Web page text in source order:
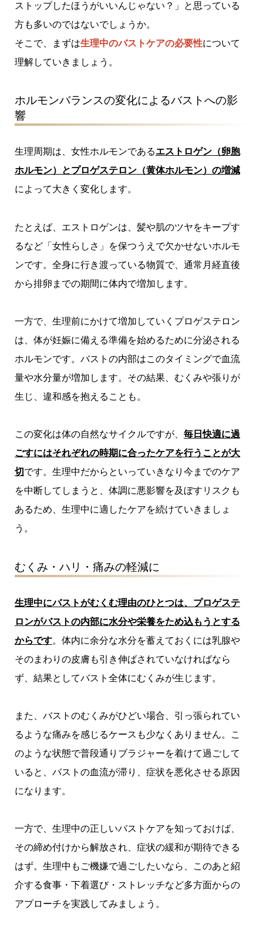
ストップしたほうがいいんじゃない？」と思っている
方も多いのではないでしょうか。
そこで、まずは生理中のバストケアの必要性について
理解していきましょう。
ホルモンバランスの変化によるバストへの影
響
生理周期は、女性ホルモンであるエストロゲン（卵胞
ホルモン）とプロゲステロン（黄体ホルモン）の増減
によって大きく変化します。
たとえば、エストロゲンは、髪や肌のツヤをキープす
るなど「女性らしさ」を保つうえで欠かせないホルモ
ンです。全身に行き渡っている物質で、通常月経直後
から排卵までの期間に体内で増加します。
一方で、生理前にかけて増加していくプロゲステロン
は、体が妊娠に備える準備を始めるために分泌される
ホルモンです。バストの内部はこのタイミングで血流
量や水分量が増加します。その結果、むくみや張りが
生じ、違和感を抱えることも。
この変化は体の自然なサイクルですが、 毎日快適に過
ごすにはそれぞれの時期に合ったケアを行うことが大
切 です。生理中だからといっていきなり今までのケア
を中断してしまうと、体調に悪影響を及ぼすリスクも
あるため、生理中に適したケアを続けていきましょ
う。
むくみ・ハリ・痛みの軽減に
生理中にバストがむくむ理由のひとつは、プロゲステ
ロンがバストの内部に水分や栄養をため込もうとする
からです。体内に余分な水分を蓄えておくには乳腺や
そのまわりの皮膚も引き伸ばされていなければなら
ず、結果としてバスト全体にむくみが生じます。
また、バストのむくみがひどい場合、引っ張られてい
るような痛みを感じるケースも少なくありません。こ
のような状態で普段通りブラジャーを着けて過ごして
いると、バストの血流が滞り、症状を悪化させる原因
になります。
一方で、生理中の正しいバストケアを知っておけば、
その締め付けから解放され、症状の緩和が期待できる
はず。生理中もご機嫌で過ごしたいなら、このあと紹
介する食事・下着選び・ストレッチなど多方面からの
アプローチを実践してみましょう。